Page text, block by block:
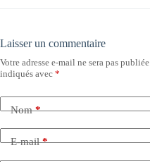
Laisser un commentaire
Votre adresse e-mail ne sera pas publiée.
indiqués avec *
Nom*
E-mail*